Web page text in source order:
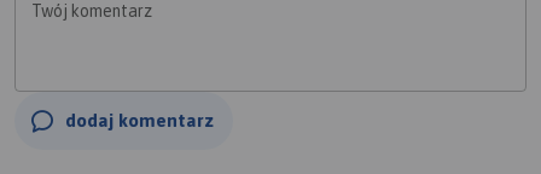
Twój komentarz
dodaj komentarz